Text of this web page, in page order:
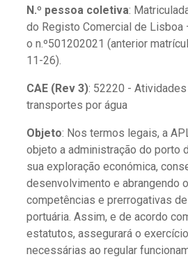
N.º pessoa coletiva:
do Registo Comercial de Lisboa
o n.º501202021 (anterior
11-26).
CAE (Rev 3): 52220 -
transportes por água
Objeto: Nos termos legais, a
objeto a administração do porto
sua exploração económica,
desenvolvimento e abrangendo
competências e prerrogativas
portuária. Assim, e de acordo
estatutos, assegurará o
necessárias ao regular